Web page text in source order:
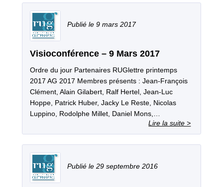
Visioconférence – 9 Mars 2017
Ordre du jour Partenaires RUGlettre printemps
2017 AG 2017 Membres présents : Jean‐François
Clément, Alain Gilabert, Ralf Hertel, Jean‐Luc
Hoppe, Patrick Huber, Jacky Le Reste, Nicolas
Luppino, Rodolphe Millet, Daniel Mons,…
9 mars 2017
29 septembre 2016